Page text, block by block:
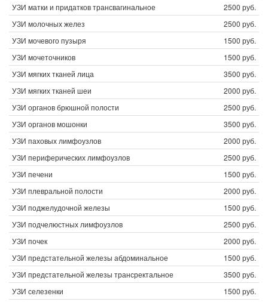
УЗИ матки и придатков трансвагинальное
2500 руб.
УЗИ молочных желез
2500 руб.
УЗИ мочевого пузыря
1500 руб.
УЗИ мочеточников
1500 руб.
УЗИ мягких тканей лица
3500 руб.
УЗИ мягких тканей шеи
2000 руб.
УЗИ органов брюшной полости
2500 руб.
УЗИ органов мошонки
3500 руб.
УЗИ паховых лимфоузлов
2000 руб.
УЗИ периферических лимфоузлов
2500 руб.
УЗИ печени
1500 руб.
УЗИ плевральной полости
2000 руб.
УЗИ поджелудочной железы
1500 руб.
УЗИ подчелюстных лимфоузлов
2500 руб.
УЗИ почек
2000 руб.
УЗИ предстательной железы абдоминальное
1500 руб.
УЗИ предстательной железы трансректальное
3500 руб.
УЗИ селезенки
1500 руб.